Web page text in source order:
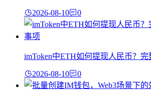
2026-08-10 0
imToken中ETH如何提现人民币？
2026-08-10 0